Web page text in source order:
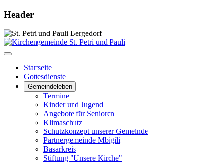
Header
Startseite
Gottesdienste
Gemeindeleben
Termine
Kinder und Jugend
Angebote für Senioren
Klimaschutz
Schutzkonzept unserer Gemeinde
Partnergemeinde Mbigili
Basarkreis
Stiftung "Unsere Kirche"